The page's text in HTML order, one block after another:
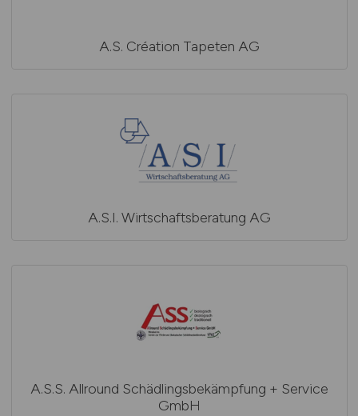
A.S. Création Tapeten AG
A.S.I. Wirtschaftsberatung AG
A.S.S. Allround Schädlingsbekämpfung + Service
GmbH